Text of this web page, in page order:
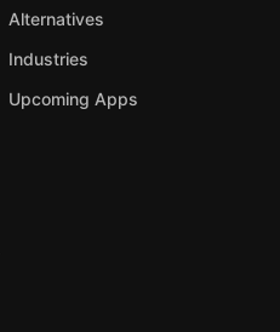
Alternatives
Industries
Upcoming Apps